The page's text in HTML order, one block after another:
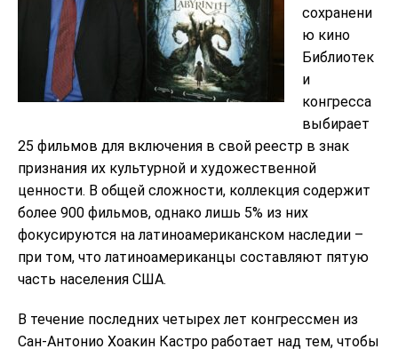
сохранени
ю кино
Библиотек
и
конгресса
выбирает
25 фильмов для включения в свой реестр в знак
признания их культурной и художественной
ценности. В общей сложности, коллекция содержит
более 900 фильмов, однако лишь 5% из них
фокусируются на латиноамериканском наследии –
при том, что латиноамериканцы составляют пятую
часть населения США.
В течение последних четырех лет конгрессмен из
Сан-Антонио Хоакин Кастро работает над тем, чтобы